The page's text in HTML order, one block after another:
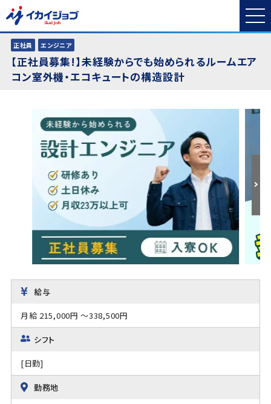
正社員 エンジニア
【正社員募集!】未経験からでも始められるルームエア
コン室外機・エコキュートの構造設計
給与
月給 215,000円 ～338,500円
シフト
[日勤]
勤務地